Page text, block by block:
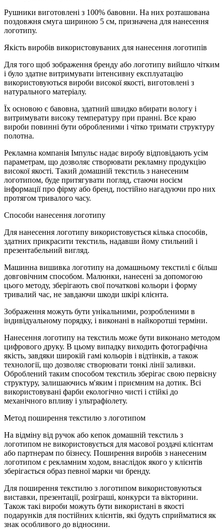
Рушники виготовлені з 100% бавовни. На них розташована
поздовжня смуга шириною 5 см, призначена для нанесення
логотипу.
Якість виробів використовуваних для нанесення логотипів
Для того щоб зображення бренду або логотипу вийшло чітким
і було здатне витримувати інтенсивну експлуатацію
використовуються вироби високої якості, виготовлені з
натурального матеріалу.
Їх основою є бавовна, здатний швидко вбирати вологу і
витримувати високу температуру при пранні. Все краю
вироби повинні бути обробленими і чітко тримати структуру
полотна.
Рекламна компанія Імпульс надає виробу відповідають усім
параметрам, що дозволяє створювати рекламну продукцію
високої якості. Такий домашній текстиль з нанесеним
логотипом, буде притягувати погляд, стаючи носієм
інформації про фірму або бренд, постійно нагадуючи про них
протягом тривалого часу.
Способи нанесення логотипу
Для нанесення логотипу використовується кілька способів,
здатних прикрасити текстиль, надавши йому стильний і
презентабельний вигляд.
Машинна вишивка логотипу на домашньому текстилі є більш
довговічним способом. Малюнки, нанесені за допомогою
цього методу, зберігають свої початкові кольори і форму
тривалий час, не завдаючи шкоди шкірі клієнта.
Зображення можуть бути унікальними, розробленими в
індивідуальному порядку, і виконані в найкоротші терміни.
Нанесення логотипу на текстиль може бути виконано методом
цифрового друку. В цьому випадку виходить фотографічна
якість, завдяки широкій гамі кольорів і відтінків, а також
технології, що дозволяє створювати тонкі лінії заливки.
Оброблений таким способом текстиль зберігає свою первісну
структуру, залишаючись м'яким і приємним на дотик. Всі
використовувані фарби екологічно чисті і стійкі до
механічного впливу і ультрафіолету.
Метод поширення текстилю з логотипом
На відміну від ручок або кепок домашній текстиль з
логотипом не використовується для масової роздачі клієнтам
або партнерам по бізнесу. Поширення виробів з нанесеним
логотипом є рекламним ходом, внаслідок якого у клієнтів
зберігається образ певної марки чи бренду.
Для поширення текстилю з логотипом використовуються
виставки, презентації, розіграші, конкурси та вікторини.
Також такі вироби можуть бути використані в якості
подарунків для постійних клієнтів, які будуть сприйматися як
знак особливого до відносини.